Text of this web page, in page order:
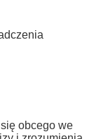
obcego we